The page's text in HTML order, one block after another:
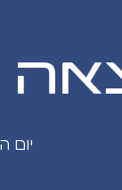
יום ה׳, 10